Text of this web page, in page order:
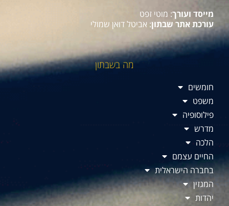
מייסד ועורך: מוטי זפט
עורכת אתר שבתון: אביטל דואן שמולי
מה בשבתון
חומשים
משפט
פילוסופיה
מדרש
הלכה
החיים עצמם
בחברה הישראלית
המגזין
יהדות